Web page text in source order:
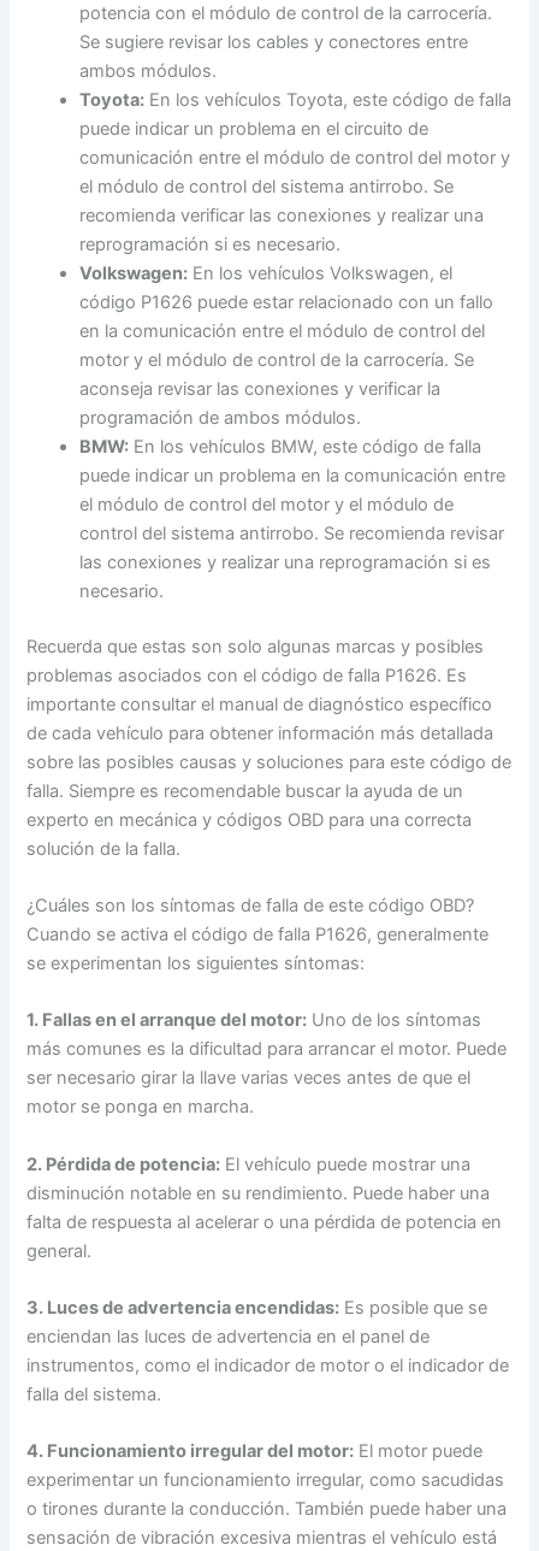
potencia con el módulo de control de la carrocería.
Se sugiere revisar los cables y conectores entre
ambos módulos.
Toyota: En los vehículos Toyota, este código de falla
puede indicar un problema en el circuito de
comunicación entre el módulo de control del motor y
el módulo de control del sistema antirrobo. Se
recomienda verificar las conexiones y realizar una
reprogramación si es necesario.
Volkswagen: En los vehículos Volkswagen, el
código P1626 puede estar relacionado con un fallo
en la comunicación entre el módulo de control del
motor y el módulo de control de la carrocería. Se
aconseja revisar las conexiones y verificar la
programación de ambos módulos.
BMW: En los vehículos BMW, este código de falla
puede indicar un problema en la comunicación entre
el módulo de control del motor y el módulo de
control del sistema antirrobo. Se recomienda revisar
las conexiones y realizar una reprogramación si es
necesario.
Recuerda que estas son solo algunas marcas y posibles
problemas asociados con el código de falla P1626. Es
importante consultar el manual de diagnóstico específico
de cada vehículo para obtener información más detallada
sobre las posibles causas y soluciones para este código de
falla. Siempre es recomendable buscar la ayuda de un
experto en mecánica y códigos OBD para una correcta
solución de la falla.
¿Cuáles son los síntomas de falla de este código OBD?
Cuando se activa el código de falla P1626, generalmente
se experimentan los siguientes síntomas:
1. Fallas en el arranque del motor: Uno de los síntomas
más comunes es la dificultad para arrancar el motor. Puede
ser necesario girar la llave varias veces antes de que el
motor se ponga en marcha.
2. Pérdida de potencia: El vehículo puede mostrar una
disminución notable en su rendimiento. Puede haber una
falta de respuesta al acelerar o una pérdida de potencia en
general.
3. Luces de advertencia encendidas: Es posible que se
enciendan las luces de advertencia en el panel de
instrumentos, como el indicador de motor o el indicador de
falla del sistema.
4. Funcionamiento irregular del motor: El motor puede
experimentar un funcionamiento irregular, como sacudidas
o tirones durante la conducción. También puede haber una
sensación de vibración excesiva mientras el vehículo está